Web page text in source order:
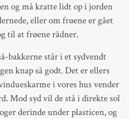
og må kratte lidt op i jorden
eller om frøene er gået
til at frøene rådner.
bakkerne står i et sydvendt
knap så godt. Det er ellers
i vores hus vender
Mod syd vil de stå i direkte sol
derinde under plasticen, og